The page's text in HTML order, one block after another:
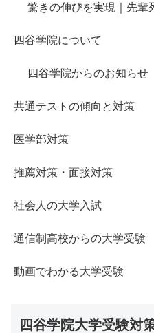
驚きの伸びを実現｜先輩
四谷学院について
四谷学院からのお知らせ
共通テストの傾向と対策
医学部対策
推薦対策・面接対策
社会人の大学入試
通信制高校からの大学受験
動画でわかる大学受験
四谷学院大学受験対